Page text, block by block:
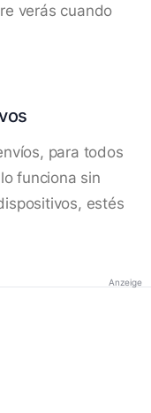
verás cuando
para todos
funciona sin
estés
Anzeige